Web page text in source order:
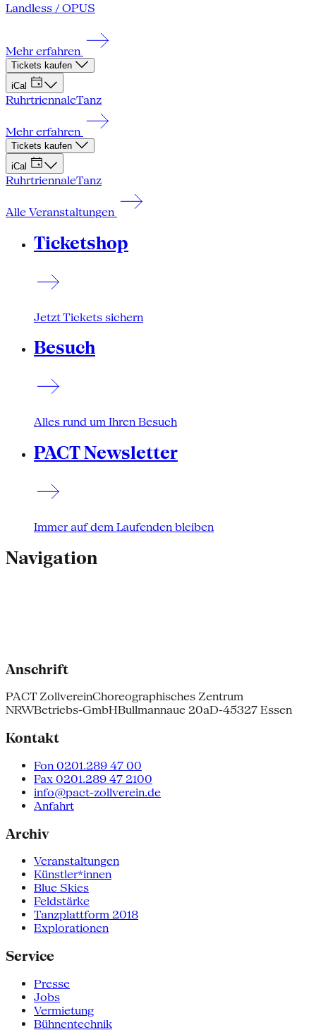
Landless / OPUS
Mehr erfahren
Tickets kaufen
iCal
RuhrtriennaleTanz
Mehr erfahren
Tickets kaufen
iCal
RuhrtriennaleTanz
Alle Veranstaltungen
Ticketshop
Jetzt Tickets sichern
Besuch
Alles rund um Ihren Besuch
PACT Newsletter
Immer auf dem Laufenden bleiben
Navigation
Anschrift
PACT ZollvereinChoreographisches Zentrum
NRWBetriebs-GmbHBullmannaue 20aD-45327 Essen
Kontakt
Fon 0201.289 47 00
Fax 0201.289 47 2100
info@pact-zollverein.de
Anfahrt
Archiv
Veranstaltungen
Künstler*innen
Blue Skies
Feldstärke
Tanzplattform 2018
Explorationen
Service
Presse
Jobs
Vermietung
Bühnentechnik